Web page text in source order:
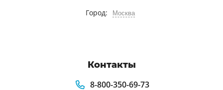
Город: Москва
Контакты
8-800-350-69-73